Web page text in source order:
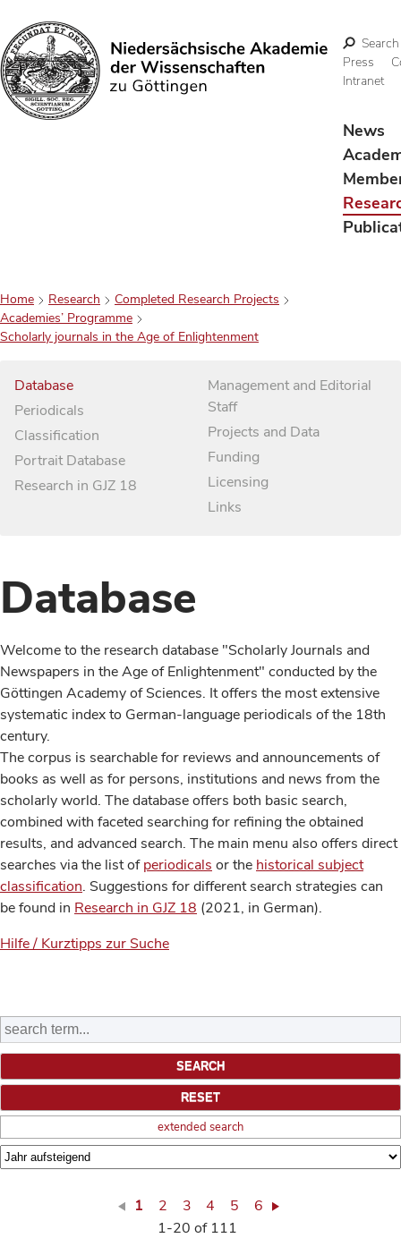
Search
Search
Press
Intranet
News
Home Research
Completed Research Projects
Academies’ Programme
Scholarly journals in the Age of Enlightenment
Database
Periodicals
Classification
Portrait Database
Research in GJZ 18
Management and Editorial
Staff
Projects and Data
Funding
Licensing
Links
Database
Welcome to the research database "Scholarly Journals and
Newspapers in the Age of Enlightenment" conducted by the
Göttingen Academy of Sciences. It offers the most extensive
systematic index to German-language periodicals of the 18th
century.
The corpus is searchable for reviews and announcements of
books as well as for persons, institutions and news from the
scholarly world. The database offers both basic search,
combined with faceted searching for refining the obtained
results, and advanced search. The main menu also offers direct
searches via the list ofperiodicals or the historical subject
classification. Suggestions for different search strategies can
be found in Research in GJZ 18 (2021, in German).
Hilfe / Kurztipps zur Suche
extended search
1 2 3 4 5
6
1-20 of 111